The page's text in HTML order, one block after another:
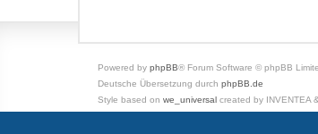
Powered by phpBB® Forum Software © phpBB
Deutsche Übersetzung durch phpBB.de
Style based on we_universal created by INVENTEA